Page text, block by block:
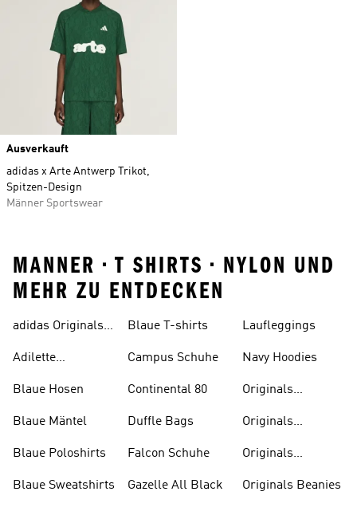
Ausverkauft
adidas x Arte Antwerp Trikot,
Spitzen-Design
Männer Sportswear
MANNER • T SHIRTS • NYLON UND
MEHR ZU ENTDECKEN
adidas Originals
Adilette
Blaue Hosen
Blaue Mäntel
Blaue Poloshirts
Blaue Sweatshirts
Blaue T-shirts
Campus Schuhe
Continental 80
Duffle Bags
Falcon Schuhe
Gazelle All Black
Laufleggings
Navy Hoodies
Originals
Originals
Originals
Oberteile
Originals Beanies